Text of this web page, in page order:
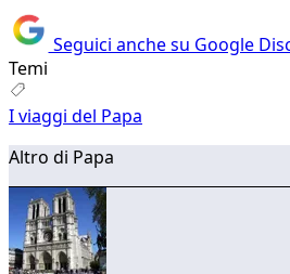
Seguici anche su Google
Temi
I viaggi del Papa
Altro di Papa